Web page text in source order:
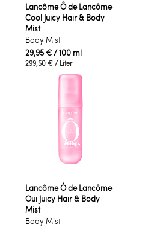
Lancôme Ô de Lancôme
Cool Juicy Hair & Body
Mist
Body Mist
29,95 €/ 100 ml
299,50 € / Liter
Lancôme Ô de Lancôme
Oui Juicy Hair & Body
Mist
Body Mist